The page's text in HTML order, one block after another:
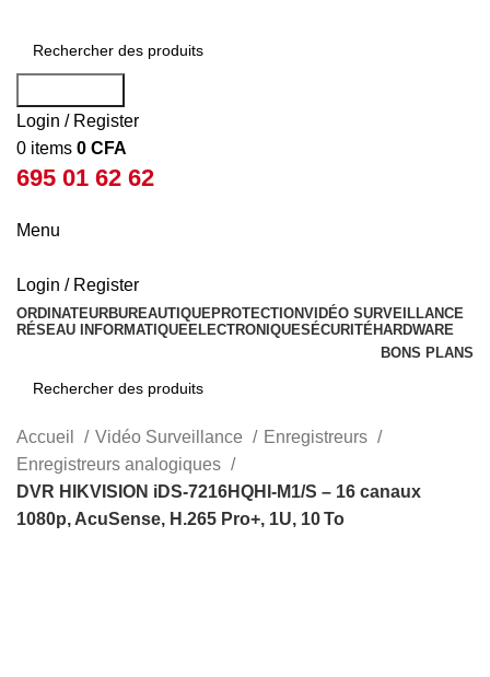
Login / Register
0 items 0 CFA
695 01 62 62
Menu
Login / Register
ORDINATEURBUREAUTIQUEPROTECTIONVIDÉO SURVEILLANCE
RÉSEAU INFORMATIQUEELECTRONIQUESÉCURITÉHARDWARE
BONS PLANS
Rechercher
Accueil Vidéo Surveillance
Enregistreurs
Enregistreurs analogiques
DVR HIKVISION iDS‑7216HQHI‑M1/S – 16 canaux
1080p, AcuSense, H.265 Pro+, 1U, 10 To